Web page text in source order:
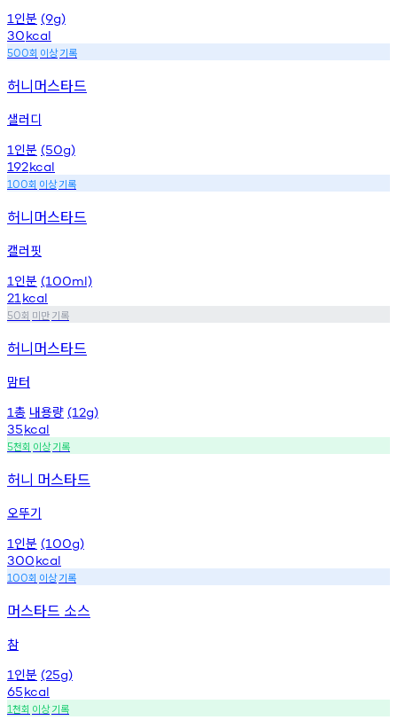
1 인분 (9g)
30kcal
500회 이상기록
허니머스타드
샐러디
1 인분 (50g)
192kcal
100회 이상기록
허니머스타드
캘러핏
1 인분 (100ml)
21 kcal
50회 미만기록
허니머스타드
맘터
1총 내용량 (12g)
35kcal
5천회 이상기록
허니 머스타드
오뚜기
1 인분 (100g)
300kcal
100회 이상기록
머스타드 소스
참
1 인분 (25g)
65kcal
1천회 이상기록